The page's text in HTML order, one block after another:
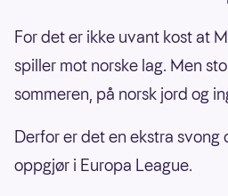
For det er ikke uvant kost at
spiller mot norske lag. Men
sommeren, på norsk jord og
Derfor er det en ekstra svong
oppgjør i Europa League.